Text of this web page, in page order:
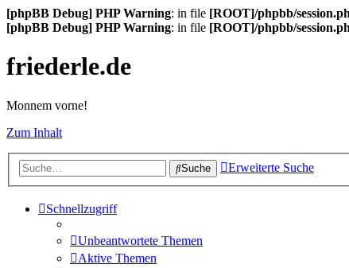
[phpBB Debug] PHP Warning: in file [ROOT]/phpbb/
[phpBB Debug] PHP Warning: in file [ROOT]/phpbb/
friederle.de
Monnem vorne!
Zum Inhalt
Suche Erweiterte Suche
Schnellzugriff
Unbeantwortete Themen
Aktive Themen